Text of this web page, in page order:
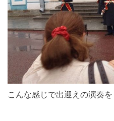
こんな感じで出迎えの演奏